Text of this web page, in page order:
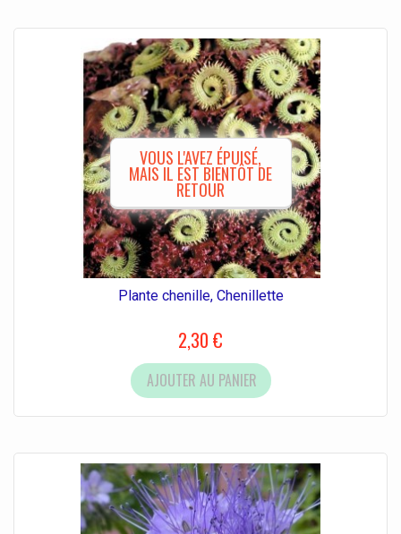
VOUS L'AVEZ ÉPUISÉ,
MAIS IL EST BIENTÔT DE
RETOUR
Plante chenille, Chenillette
2,30 €
AJOUTER AU PANIER